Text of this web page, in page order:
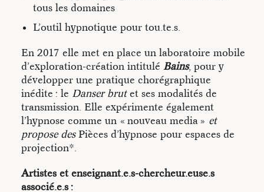
tous les domaines
L’outil hypnotique pour tou.te.s.
En 2017 elle met en place un laboratoire mobile
d’exploration-création intitulé Bains, pour y
développer une pratique chorégraphique
inédite : le Danser brutet ses modalités de
transmission. Elle expérimente également
l’hypnose comme un « nouveau media » et
propose des Pièces d’hypnose pour espaces de
projection*.
Artistes et enseignant.e.s-chercheur.euse.s
associé.e.s :